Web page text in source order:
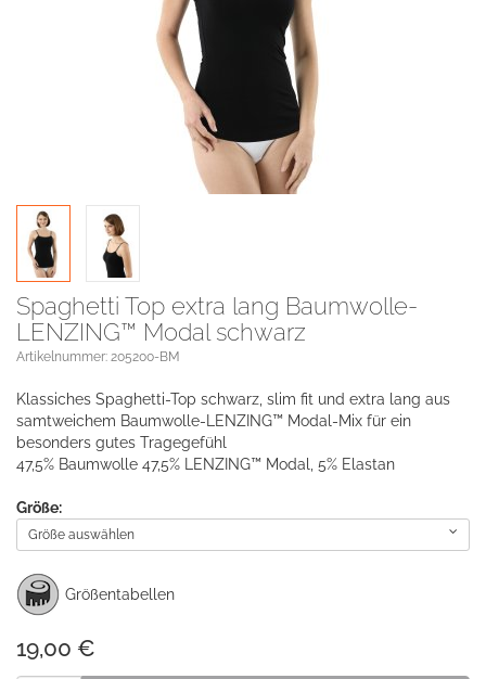
Spaghetti Top extra lang Baumwolle-
LENZING™ Modal schwarz
Artikelnummer: 205200-BM
Klassiches Spaghetti-Top schwarz, slim fit und extra lang aus
samtweichem Baumwolle-LENZING™ Modal-Mix für ein
besonders gutes Tragegefühl
47,5% Baumwolle 47,5% LENZING™ Modal, 5% Elastan
Größe:
Größe auswählen
Größentabellen
19,00 €